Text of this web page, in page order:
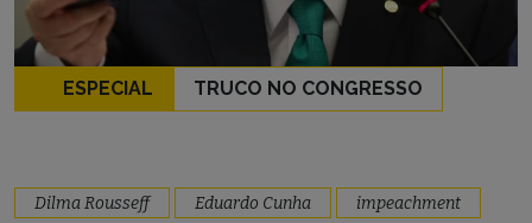
ESPECIAL TRUCO NO CONGRESSO
Dilma Rousseff Eduardo Cunha
impeachment